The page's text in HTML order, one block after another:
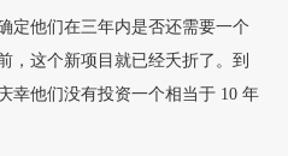
定他们在三年内是否还需要一个
，这个新项目就已经夭折了。到
幸他们没有投资一个相当于 10 年